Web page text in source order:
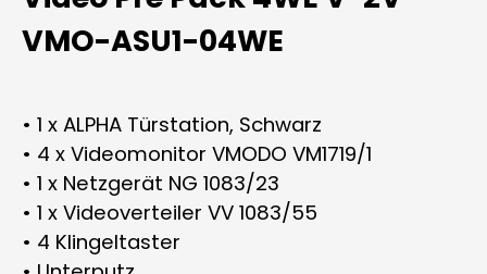
VMO-ASU1-04WE
• 1 x ALPHA Türstation, Schwarz
• 4 x Videomonitor VMODO VM1719/1
• 1 x Netzgerät NG 1083/23
• 1 x Videoverteiler VV 1083/55
• 4 Klingeltaster